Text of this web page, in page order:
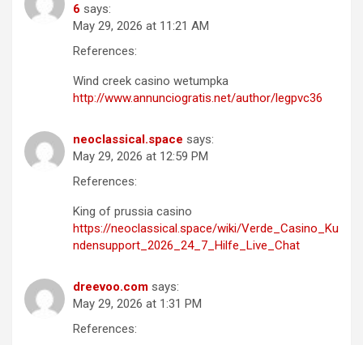
6 says:
May 29, 2026 at 11:21 AM
References:
Wind creek casino wetumpka
http://www.annunciogratis.net/author/legpvc36
neoclassical.space says:
May 29, 2026 at 12:59 PM
References:
King of prussia casino
https://neoclassical.space/wiki/Verde_Casino_Ku
ndensupport_2026_24_7_Hilfe_Live_Chat
dreevoo.com says:
May 29, 2026 at 1:31 PM
References: